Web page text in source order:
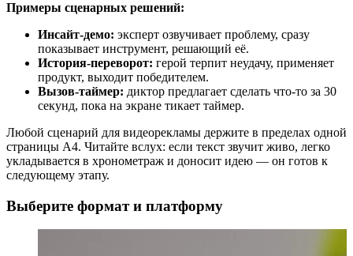
Примеры сценарных решений:
Инсайт-демо: эксперт озвучивает проблему, сразу
показывает инструмент, решающий её.
История-переворот: герой терпит неудачу, применяет
продукт, выходит победителем.
Вызов-таймер: диктор предлагает сделать что-то за 30
секунд, пока на экране тикает таймер.
Любой сценарий для видеорекламы держите в пределах одной
страницы A4. Читайте вслух: если текст звучит живо, легко
укладывается в хронометраж и доносит идею — он готов к
следующему этапу.
Выберите формат и платформу